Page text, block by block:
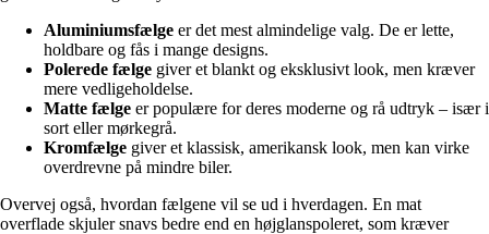
Aluminiumsfælge er det mest almindelige valg. De er lette,
holdbare og fås i mange designs.
Polerede fælge giver et blankt og eksklusivt look, men kræver
mere vedligeholdelse.
Matte fælge er populære for deres moderne og rå udtryk – især i
sort eller mørkegrå.
Kromfælge giver et klassisk, amerikansk look, men kan virke
overdrevne på mindre biler.
Overvej også, hvordan fælgene vil se ud i hverdagen. En mat
overflade skjuler snavs bedre end en højglanspoleret, som kræver